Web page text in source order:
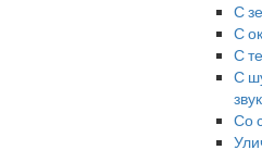
С
С
С
С
Со